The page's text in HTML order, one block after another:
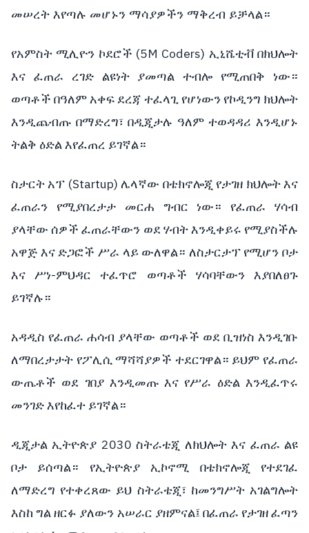
መሠረት እየጣሉ መሆኑን ማሳያዎችን ማቅረብ ይቻላል።
የአምስት ሚሊዮን ኮደሮች (5M Coders) ኢኒሼቲቭ በክህሎት
እና ፈጠራ ረገድ ልዩነት ያመጣል ተብሎ የሚጠበቅ
ነው።
ወጣቶች በዓለም አቀፍ ደረጃ ተፈላጊ የሆነውን የኮዲንግ ክህሎት
እንዲጨብጡ በማድረግ፣ በዲጂታሉ ዓለም ተወዳዳሪ እንዲሆኑ
ትልቅ ዕድል እየፈጠረ ይገኛል።
ስታርት አፕ (Startup) ሌላኛው በቴክኖሎጂ የታገዘ ክህሎት እና
ፈጠራን
የሚያበረታታ መርሐ ግብር ነው። የፈጠራ
ሃሳብ
ያላቸው ሰዎች ፈጠራቸውን ወደ ሃብት እንዲቀይሩ የሚያስችሉ
አዋጅ እና ድጋፎች ሥራ ላይ ውለዋል። ለስታርታፕ የሚሆን ቦታ
እና
ሥነ-ምህዳር ተፈጥሮ ወጣቶች ሃሳባቸውን
እያበለፀጉ
ይገኛሉ።
አዳዲስ የፈጠራ ሐሳብ ያላቸው ወጣቶች ወደ ቢዝነስ እንዲገቡ
ለማበረታታት የፖሊሲ ማሻሻያዎች ተደርገዋል። ይህም የፈጠራ
ውጤቶች ወደ ገበያ እንዲመጡ እና የሥራ ዕድል እንዲፈጥሩ
መንገድ እየከፈተ ይገኛል።
ዲጂታል ኢትዮጵያ 2030ስትራቴጂ ለክህሎት እና ፈጠራ ልዩ
ቦታ
ይሰጣል። የኢትዮጵያ ኢኮኖሚ በቴክኖሎጂ
የተደገፈ
ለማድረግ የተቀረጸው ይህ ስትራቴጂ፣ ከመንግሥት አገልግሎት
እስከ ግል ዘርፉ ያለውን አሠራር ያዘምናል፤ በፈጠራ የታገዘ ፈጣን